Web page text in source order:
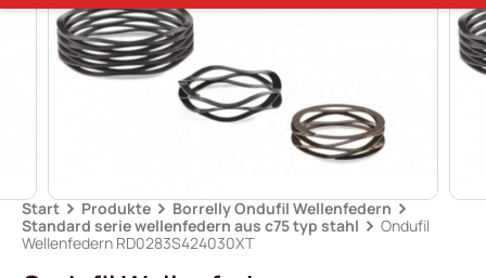
Start Produkte
Borrelly Ondufil Wellenfedern
Standard serie wellenfedern aus c75 typ stahl
Ondufil
Wellenfedern RD0283S424030XT